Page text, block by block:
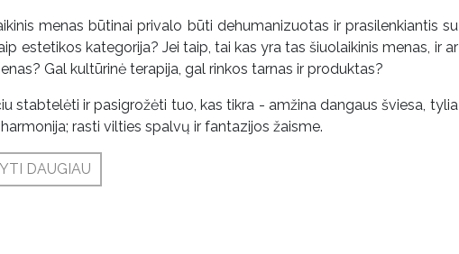
menas būtinai privalo būti dehumanizuotas ir prasilenkiantis su
estetikos kategorija? Jei taip, tai kas yra tas šiuolaikinis menas, ir ar
Gal kultūrinė terapija, gal rinkos tarnas ir produktas?
stabtelėti ir pasigrožėti tuo, kas tikra - amžina dangaus šviesa, tylia
rasti vilties spalvų ir fantazijos žaisme.
DAUGIAU